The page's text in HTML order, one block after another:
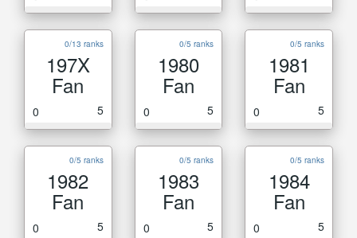
0/13 ranks
197X
Fan
0 5
0/5 ranks
1980
Fan
0 5
0/5 ranks
1981
Fan
0 5
0/5 ranks
1982
Fan
0 5
0/5 ranks
1983
Fan
0 5
0/5 ranks
1984
Fan
0 5